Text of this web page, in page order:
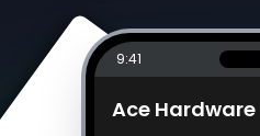
9:41
Ace Hardware